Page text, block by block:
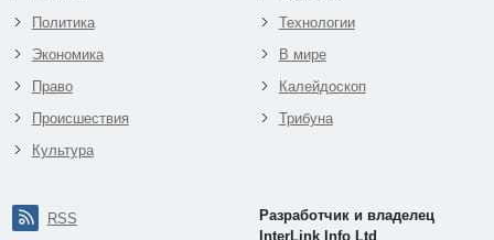
Политика
Экономика
Право
Происшествия
Культура
Технологии
В мире
Калейдоскоп
Трибуна
RSS
Разработчик и владелец
InterLink Info Ltd